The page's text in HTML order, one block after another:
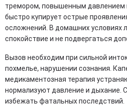
тремором, повышенным давлением
быстро купирует острые
осложнений. В домашних условиях
спокойствие и не подвергаться
Вызов необходим при сильной
похмелье, нарушении сознания.
медикаментозная терапия
нормализуют давление и дыхание.
избежать фатальных последствий.